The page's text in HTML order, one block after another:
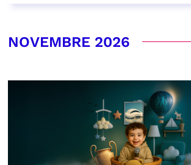
NOVEMBRE 2026